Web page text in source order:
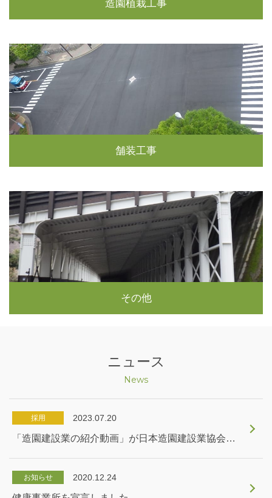
造園植栽工事
舗装工事
その他
ニュース
News
採用 2023.07.20
「造園建設業の紹介動画」が日本造園建設業協会からリリースされました。
お知らせ 2020.12.24